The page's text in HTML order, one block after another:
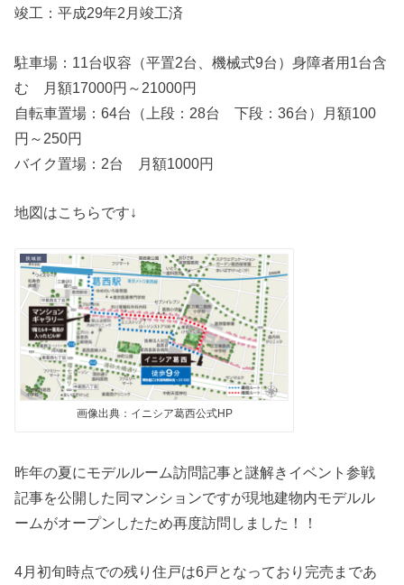
竣工：平成29年2月竣工済
駐車場：11台収容（平置2台、機械式9台）身障者用1台含
む 月額17000円～21000円
自転車置場：64台（上段：28台 下段：36台）月額100
円～250円
バイク置場：2台 月額1000円
地図はこちらです↓
画像出典：イニシア葛西公式HP
昨年の夏にモデルルーム訪問記事と謎解きイベント参戦
記事を公開した同マンションですが現地建物内モデルル
ームがオープンしたため再度訪問しました！！
4月初旬時点での残り住戸は6戸となっており完売まであ